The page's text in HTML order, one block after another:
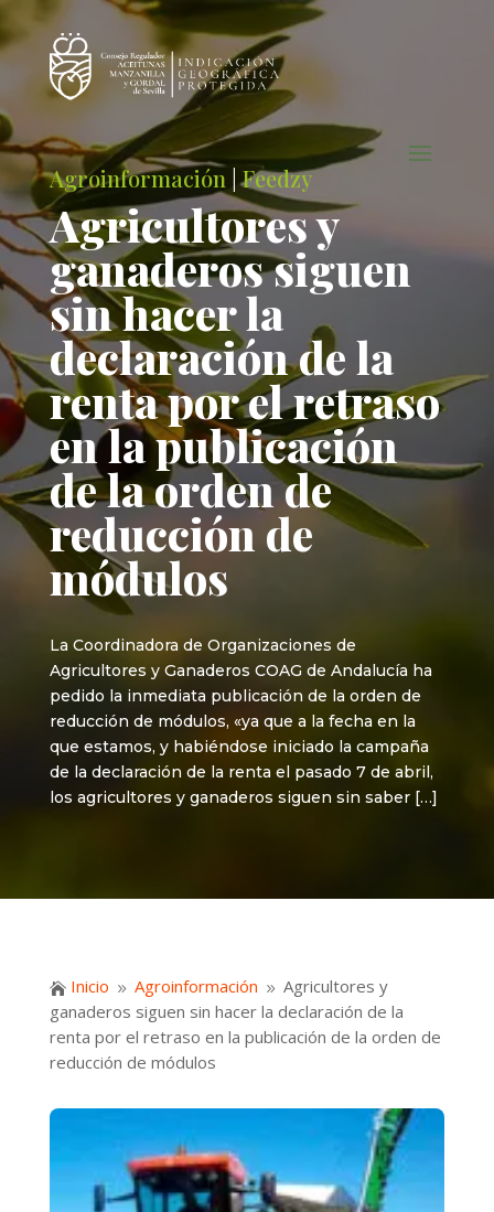
Agroinformación |Feedzy
Agricultores y
ganaderos siguen
sin hacer la
declaración de la
renta por el retraso
en la publicación
de la orden de
reducción de
módulos
La Coordinadora de Organizaciones de
Agricultores y Ganaderos COAG de Andalucía ha
pedido la inmediata publicación de la orden de
reducción de módulos, «ya que a la fecha en la
que estamos, y habiéndose iniciado la campaña
de la declaración de la renta el pasado 7 de abril,
los agricultores y ganaderos siguen sin saber […]
 Inicio 9 Agroinformación 9 Agricultores y
ganaderos siguen sin hacer la declaración de la
renta por el retraso en la publicación de la orden de
reducción de módulos